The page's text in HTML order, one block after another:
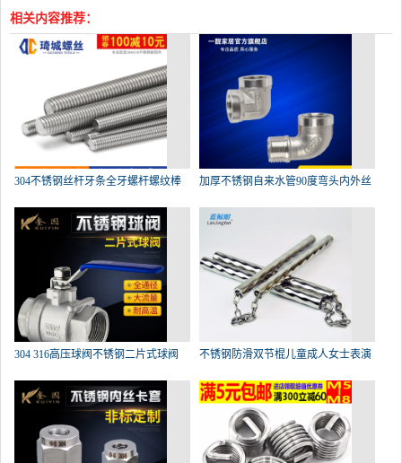
相关内容推荐：
304不锈钢丝杆牙条全牙螺杆螺纹棒
M
加厚不锈钢自来水管90度弯头内外丝
304 316高压球阀不锈钢二片式球阀 不锈钢防滑双节棍儿童成人女士表演